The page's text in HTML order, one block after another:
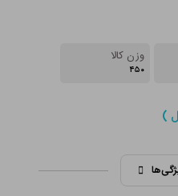
وزن کالا
۴۵۰